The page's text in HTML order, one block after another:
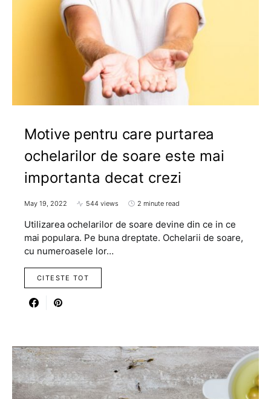
Motive pentru care purtarea
ochelarilor de soare este mai
importanta decat crezi
May 19, 2022 544 views 2 minute read
Utilizarea ochelarilor de soare devine din ce in ce
mai populara. Pe buna dreptate. Ochelarii de soare,
cu numeroasele lor…
CITESTE TOT